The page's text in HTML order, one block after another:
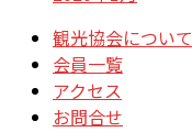
観光協会について
会員一覧
アクセス
お問合せ